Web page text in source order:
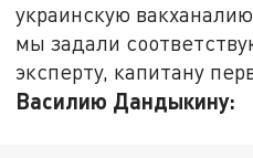
украинскую
мы задали
эксперту, капитану
Василию Дандыкину: